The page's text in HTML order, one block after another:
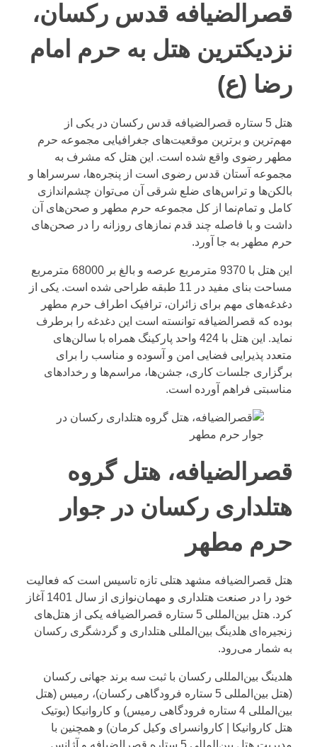
قصرالضیافه قدس رکسان،
نزدیکترین هتل به حرم امام
رضا (ع)
هتل 5 ستاره قصرالضیافه قدس رکسان در یکی از
مهم‌ترین و برترین موقعیت‌های جغرافیایی مجموعه حرم
مطهر رضوی واقع شده است. این هتل که مشرف به
مجموعه آستان قدس رضوی است از پنجره‌ها، سرسراها و
بالکن‌ها و تراس‌های ضلع شرقی آن می‌توان چشم‌اندازی
کامل و تمام‌نما از کل مجموعه حرم مطهر و صحن‌های آن
داشت و با فاصله چند قدم نمازهای روزانه را در صحن‌های
حرم مطهر به جا آورد.
این هتل با 9370 مترمربع عرصه و بالغ بر 68000 مترمربع
مساحت بنای مفید در 11 طبقه طراحی شده است. یکی از
دغدغه‌های مهم برای زائران، ترافیک اطراف حرم مطهر
بوده که قصرالضیافه توانسته است این دغدغه را برطرف
نماید. این هتل با 424 واحد پارکینگ همراه با سالن‌های
متعدد پذیرایی فضایی امن و آسوده و مناسب را برای
برگزاری جلسات کاری، جشن‌ها، مراسم‌ها و رخدادهای
مناسبتی فراهم آورده است.
قصرالضیافه، هتل گروه
هتلداری رکسان در جوار
حرم مطهر
هتل قصرالضیافه مشهد هتلی تازه تاسیس است که فعالیت
خود را در صنعت هتلداری و مهمان‌نوازی از سال 1401 آغاز
کرد. هتل بین‌المللی 5 ستاره قصرالضیافه یکی از هتل‌های
زنجیره‌ای هلدینگ بین‌المللی هتلداری و گردشگری رکسان
به شمار می‌رود.
هلدینگ بین‌المللی رکسان با ثبت سه برند جهانی رکسان
(هتل بین‌المللی 5 ستاره فرودگاهی رکسان )، رمیس (هتل
بین‌المللی 4 ستاره فرودگاهی رمیس
) و کاروانیکا (بوتیک
هتل کاروانیکا | کاروانسرای وکیل کرمان) و همچنین با